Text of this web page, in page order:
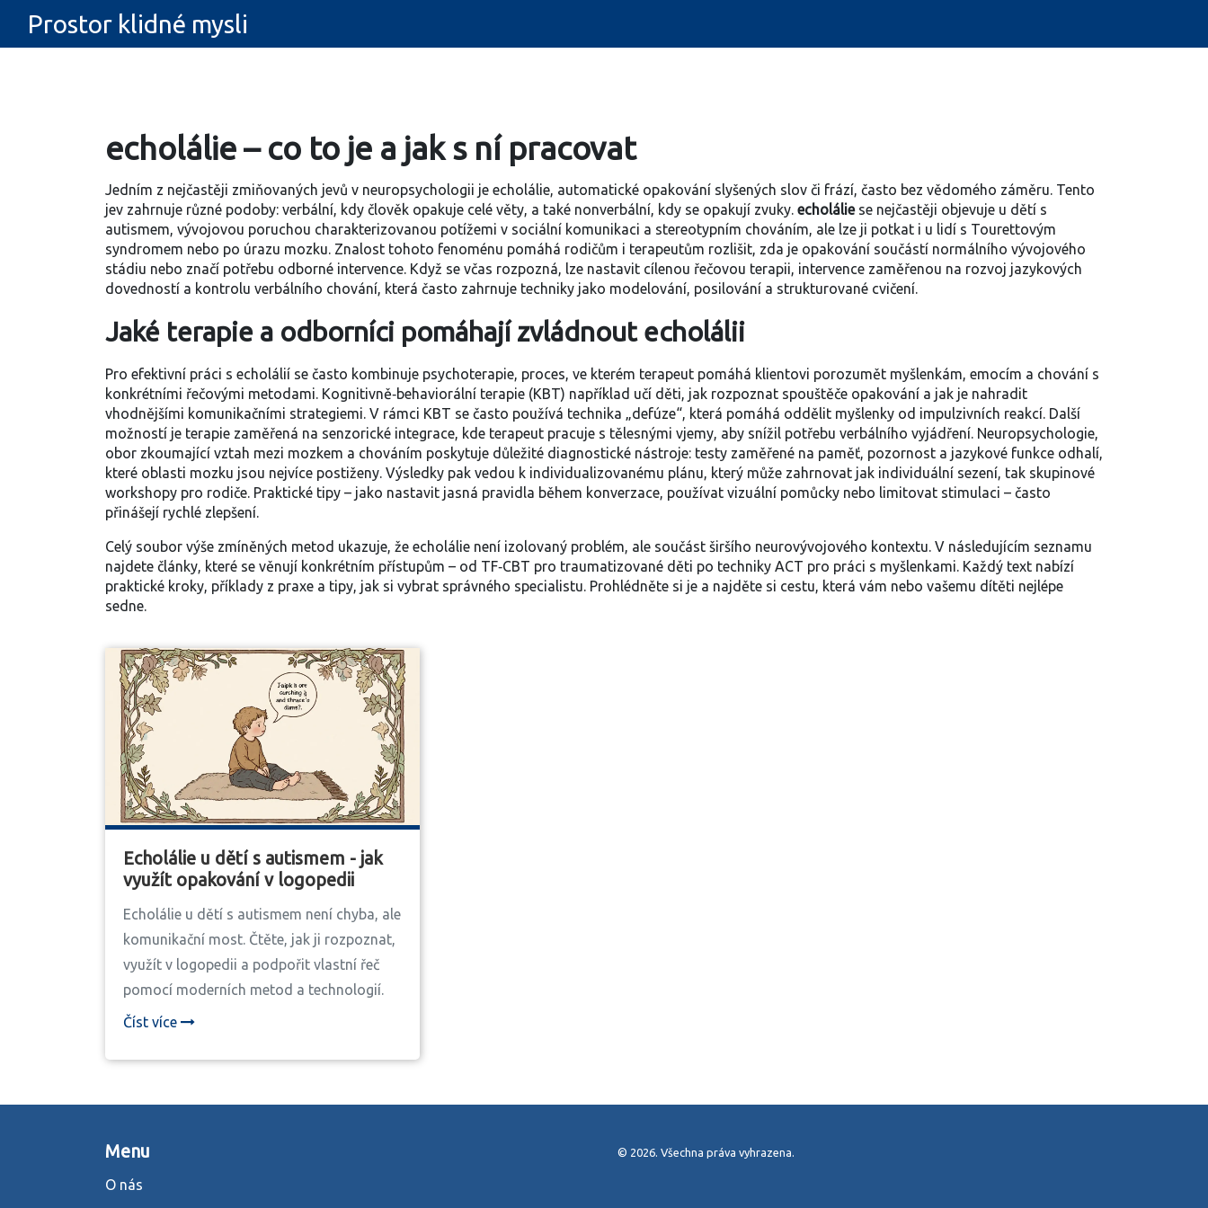
Prostor klidné mysli
echolálie – co to je a jak s ní pracovat
Jedním z nejčastěji zmiňovaných jevů v neuropsychologii je echolálie, automatické opakování slyšených slov či frází, často bez vědomého záměru. Tento
jev zahrnuje různé podoby: verbální, kdy člověk opakuje celé věty, a také nonverbální, kdy se opakují zvuky. echoláliese nejčastěji objevuje u dětí s
autismem, vývojovou poruchou charakterizovanou potížemi v sociální komunikaci a stereotypním chováním, ale lze ji potkat i u lidí s Tourettovým
syndromem nebo po úrazu mozku. Znalost tohoto fenoménu pomáhá rodičům i terapeutům rozlišit, zda je opakování součástí normálního vývojového
stádiu nebo značí potřebu odborné intervence. Když se včas rozpozná, lze nastavit cílenou řečovou terapii, intervence zaměřenou na rozvoj jazykových
dovedností a kontrolu verbálního chování, která často zahrnuje techniky jako modelování, posilování a strukturované cvičení.
Jaké terapie a odborníci pomáhají zvládnout echolálii
Pro efektivní práci s echolálií se často kombinuje psychoterapie, proces, ve kterém terapeut pomáhá klientovi porozumět myšlenkám, emocím a chování s
konkrétními řečovými metodami. Kognitivně‑behaviorální terapie (KBT) například učí děti, jak rozpoznat spouštěče opakování a jak je nahradit
vhodnějšími komunikačními strategiemi. V rámci KBT se často používá technika „defúze“, která pomáhá oddělit myšlenky od impulzivních reakcí. Další
možností je terapie zaměřená na senzorické integrace, kde terapeut pracuje s tělesnými vjemy, aby snížil potřebu verbálního vyjádření. Neuropsychologie,
obor zkoumající vztah mezi mozkem a chováním poskytuje důležité diagnostické nástroje: testy zaměřené na paměť, pozornost a jazykové funkce odhalí,
které oblasti mozku jsou nejvíce postiženy. Výsledky pak vedou k individualizovanému plánu, který může zahrnovat jak individuální sezení, tak skupinové
workshopy pro rodiče. Praktické tipy – jako nastavit jasná pravidla během konverzace, používat vizuální pomůcky nebo limitovat stimulaci – často
přinášejí rychlé zlepšení.
Celý soubor výše zmíněných metod ukazuje, že echolálie není izolovaný problém, ale součást širšího neurovývojového kontextu. V následujícím seznamu
najdete články, které se věnují konkrétním přístupům – od TF‑CBT pro traumatizované děti po techniky ACT pro práci s myšlenkami. Každý text nabízí
praktické kroky, příklady z praxe a tipy, jak si vybrat správného specialistu. Prohlédněte si je a najděte si cestu, která vám nebo vašemu dítěti nejlépe
sedne.
Echolálie u dětí s autismem - jak
využít opakování v logopedii
Echolálie u dětí s autismem není chyba, ale
komunikační most. Čtěte, jak ji rozpoznat,
využít v logopedii a podpořit vlastní řeč
pomocí moderních metod a technologií.
Číst více
Menu
O nás
© 2026. Všechna práva vyhrazena.